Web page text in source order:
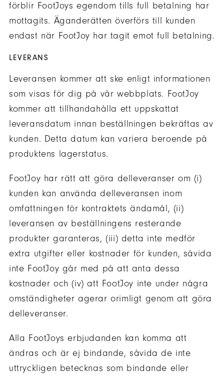
förblir FootJoys egendom tills full betalning har
mottagits. Äganderätten överförs till kunden
endast när FootJoy har tagit emot full betalning.
LEVERANS
Leveransen kommer att ske enligt informationen
som visas för dig på vår webbplats. FootJoy
kommer att tillhandahålla ett uppskattat
leveransdatum innan beställningen bekräftas av
kunden. Detta datum kan variera beroende på
produktens lagerstatus.
FootJoy har rätt att göra delleveranser om (i)
kunden kan använda delleveransen inom
omfattningen för kontraktets ändamål, (ii)
leveransen av beställningens resterande
produkter garanteras, (iii) detta inte medför
extra utgifter eller kostnader för kunden, såvida
inte FootJoy går med på att anta dessa
kostnader och (iv) att FootJoy inte under några
omständigheter agerar orimligt genom att göra
delleveranser.
Alla FootJoys erbjudanden kan komma att
ändras och är ej bindande, såvida de inte
uttryckligen betecknas som bindande eller